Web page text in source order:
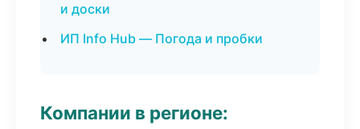
и доски
ИП Info Hub — Погода и пробки
Компании в регионе: